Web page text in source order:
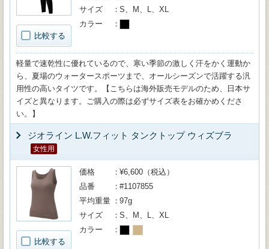
比較する
サイズ
S、M、L、XL
カラー
軽量で速乾性に優れているので、寒い季節の激しく汗をかく運動か
ら、夏場のウォータースポーツまで、オールシーズンで活躍する汎
用性の高いタイツです。【こちらは海外販売モデルのため、日本サ
イズと異なります。ご購入の際は必ずサイズ表をお確かめくださ
い。】
ジオライン L.W.フィット タンクトップ ウィズブラ
女性用
比較する
価格
¥6,600（税込）
品番
#1107855
平均重量
97g
サイズ
S、M、L、XL
カラー